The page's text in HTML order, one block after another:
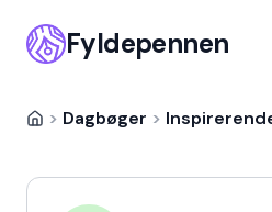
Fyldepennen
> Dagbøger >